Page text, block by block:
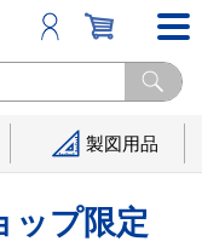
製図用品
ップ限定